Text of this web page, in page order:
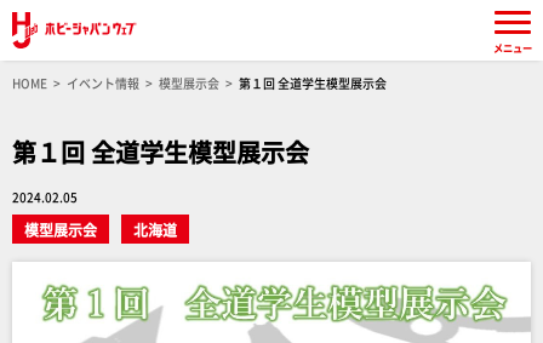
HOME イベント情報 模型展示会 第１回 全道学生模型展示会
第１回 全道学生模型展示会
2024.02.05
模型展示会 北海道
メニュー